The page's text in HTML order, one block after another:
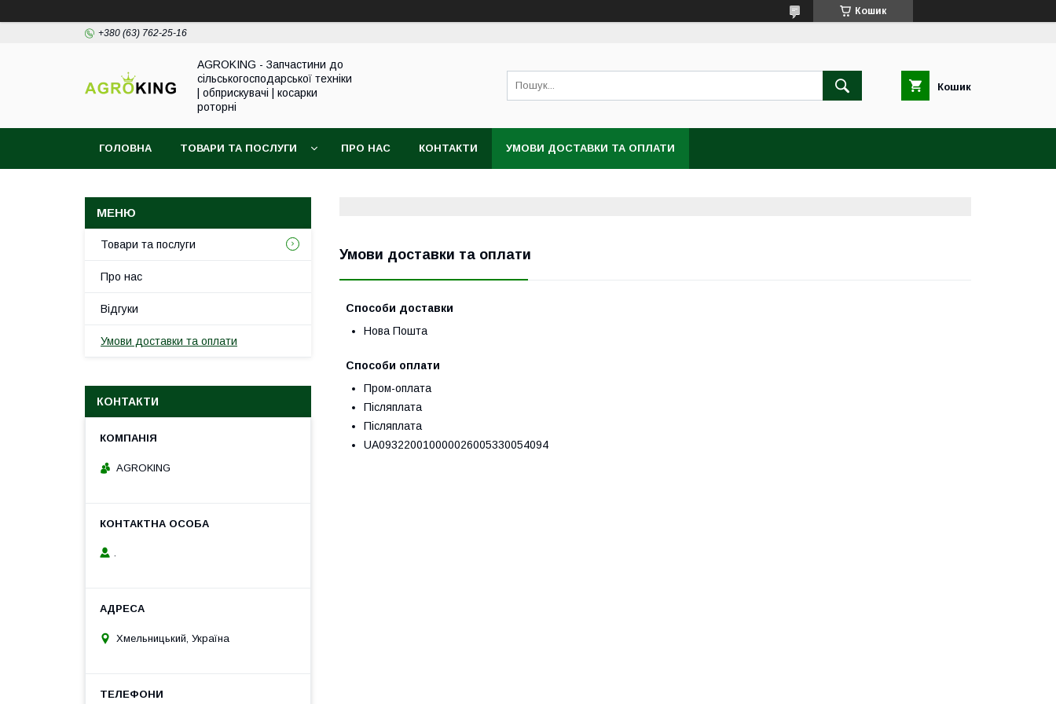
Кошик
+380 (63) 762-25-16
AGROKING - Запчастини до
сільськогосподарської техніки
| обприскувачі | косарки
роторні
Кошик
ГОЛОВНА ТОВАРИ ТА ПОСЛУГИ ПРО НАС КОНТАКТИ УМОВИ ДОСТАВКИ ТА ОПЛАТИ
Умови доставки та оплати
Способи доставки
Нова Пошта
Способи оплати
Пром-оплата
Післяплата
Післяплата
UA093220010000026005330054094
Товари та послуги
Про нас
Відгуки
Умови доставки та оплати
КОНТАКТИ
AGROKING
.
Хмельницький, Україна